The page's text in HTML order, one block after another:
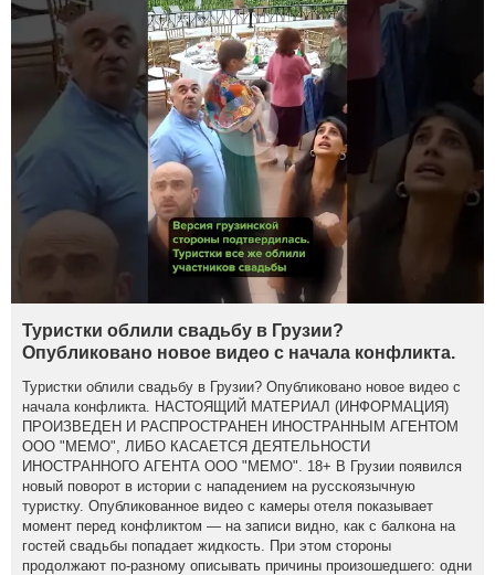
Туристки облили свадьбу в Грузии?
Опубликовано новое видео с начала конфликта.
Туристки облили свадьбу в Грузии? Опубликовано новое видео с
начала конфликта. НАСТОЯЩИЙ МАТЕРИАЛ (ИНФОРМАЦИЯ)
ПРОИЗВЕДЕН И РАСПРОСТРАНЕН ИНОСТРАННЫМ АГЕНТОМ
ООО "МЕМО", ЛИБО КАСАЕТСЯ ДЕЯТЕЛЬНОСТИ
ИНОСТРАННОГО АГЕНТА ООО "МЕМО". 18+ В Грузии появился
новый поворот в истории с нападением на русскоязычную
туристку. Опубликованное видео с камеры отеля показывает
момент перед конфликтом — на записи видно, как с балкона на
гостей свадьбы попадает жидкость. При этом стороны
продолжают по-разному описывать причины произошедшего: одни